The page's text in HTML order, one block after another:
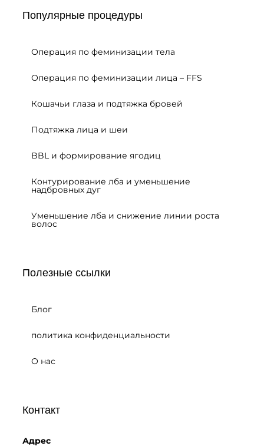
Популярные процедуры
Операция по феминизации тела
Операция по феминизации лица – FFS
Кошачьи глаза и подтяжка бровей
Подтяжка лица и шеи
BBL и формирование ягодиц
Контурирование лба и уменьшение
надбровных дуг
Уменьшение лба и снижение линии роста
волос
Полезные ссылки
Блог
политика конфиденциальности
О нас
Контакт
Адрес